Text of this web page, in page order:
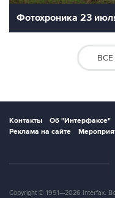
Фотохроника 23
Контакты Об "Интерфаксе"
Реклама на сайте
Copyright © 1991—2026 Interfax.